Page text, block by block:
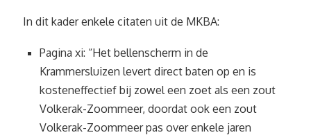
In dit kader enkele citaten uit de MKBA:
Pagina xi: “Het bellenscherm in de
Krammersluizen levert direct baten op en is
kosteneffectief bij zowel een zoet als een zout
Volkerak-Zoommeer, doordat ook een zout
Volkerak-Zoommeer pas over enkele jaren